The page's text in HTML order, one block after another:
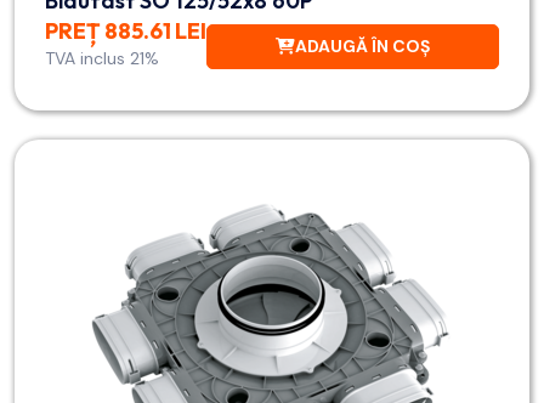
PREȚ 885.61 LEI
TVA inclus 21%
ADAUGĂ ÎN COȘ